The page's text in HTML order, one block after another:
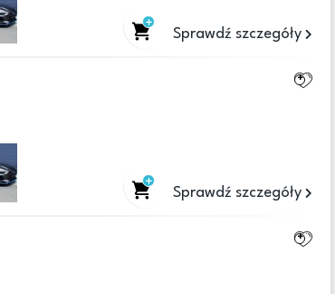
Sprawdź szczegóły
Sprawdź szczegóły